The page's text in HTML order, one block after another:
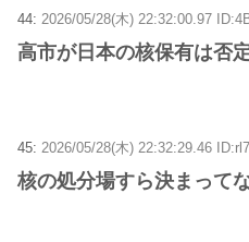
44: 2026/05/28(木) 22:32:00.97
高市が日本の核保有は否
45: 2026/05/28(木) 22:32:29.46
核の処分場すら決まって